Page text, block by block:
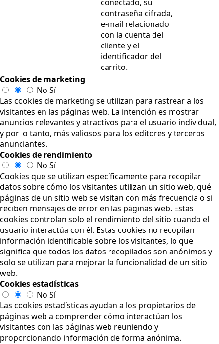
conectado, su
contraseña cifrada,
e-mail relacionado
con la cuenta del
cliente y el
identificador del
carrito.
Cookies de marketing
No Sí
Las cookies de marketing se utilizan para rastrear a los
visitantes en las páginas web. La intención es mostrar
anuncios relevantes y atractivos para el usuario individual,
y por lo tanto, más valiosos para los editores y terceros
anunciantes.
Cookies de rendimiento
No Sí
Cookies que se utilizan específicamente para recopilar
datos sobre cómo los visitantes utilizan un sitio web, qué
páginas de un sitio web se visitan con más frecuencia o si
reciben mensajes de error en las páginas web. Estas
cookies controlan solo el rendimiento del sitio cuando el
usuario interactúa con él. Estas cookies no recopilan
información identificable sobre los visitantes, lo que
significa que todos los datos recopilados son anónimos y
solo se utilizan para mejorar la funcionalidad de un sitio
web.
Cookies estadísticas
No Sí
Las cookies estadísticas ayudan a los propietarios de
páginas web a comprender cómo interactúan los
visitantes con las páginas web reuniendo y
proporcionando información de forma anónima.